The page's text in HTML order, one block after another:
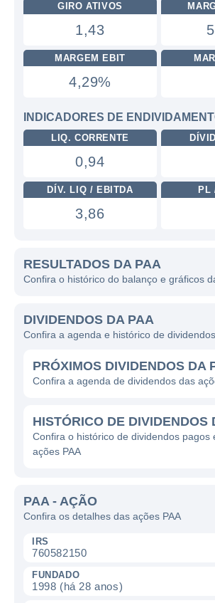
GIRO ATIVOS
1,43
MARGEM EBIT
4,29%
INDICADORES DE
LIQ. CORRENTE
0,94
DÍV. LIQ / EBITDA
3,86
PL
RESULTADOS DA PAA
Confira o histórico do balanço e gráficos
DIVIDENDOS DA PAA
Confira a agenda e histórico de
PRÓXIMOS DIVIDENDOS DA
Confira a agenda de dividendos das
HISTÓRICO DE DIVIDENDOS
Confira o histórico de dividendos pagos
ações PAA
PAA - AÇÃO
Confira os detalhes das ações PAA
IRS
760582150
FUNDADO
1998 (há 28 anos)